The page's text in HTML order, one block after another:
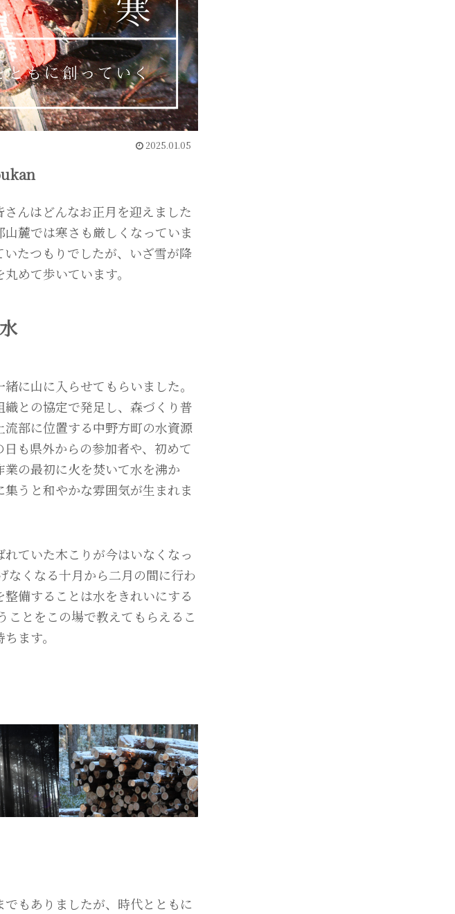
2025.01.05
んはどんなお正月を迎えました
麓では寒さも厳しくなっていま
たつもりでしたが、いざ雪が降
めて歩いています。
に山に入らせてもらいました。
との協定で発足し、森づくり普
部に位置する中野方町の水資源
も県外からの参加者や、初めて
の最初に火を焚いて水を沸か
うと和やかな雰囲気が生まれま
れていた木こりが今はいなくなっ
なくなる十月から二月の間に行わ
備することは水をきれいにする
ことをこの場で教えてもらえるこ
ます。
もありましたが、時代とともに